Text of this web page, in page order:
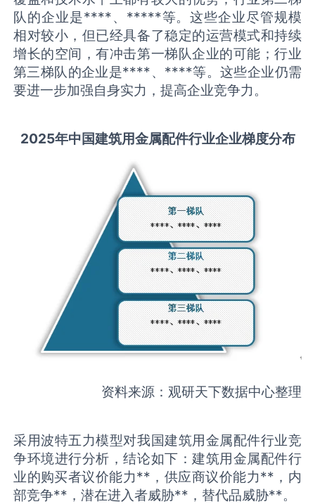
队的企业是****、*****等。这些企业尽管规模
相对较小，但已经具备了稳定的运营模式和持续
增长的空间，有冲击第一梯队企业的可能；行业
第三梯队的企业是****、****等。这些企业仍需
要进一步加强自身实力，提高企业竞争力。
2025年中国建筑用金属配件行业企业梯度分布
资料来源：观研天下数据中心整理
采用波特五力模型对我国建筑用金属配件行业竞
争环境进行分析，结论如下：建筑用金属配件行
业的购买者议价能力**，供应商议价能力**，内
部竞争**，潜在进入者威胁**，替代品威胁**。